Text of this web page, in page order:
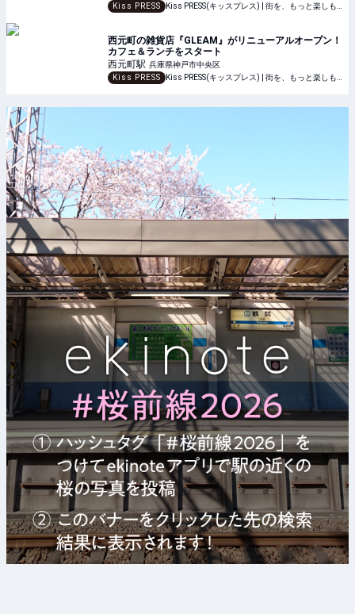
Kiss PRESS
西元町の雑貨店『GLEAM』がリニューアルオープン！
カフェ＆ランチをスタート
西元町駅 兵庫県神戸市中央区
Kiss PRESS